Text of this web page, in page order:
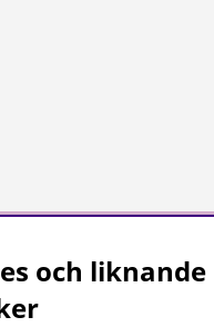
är
och liknande